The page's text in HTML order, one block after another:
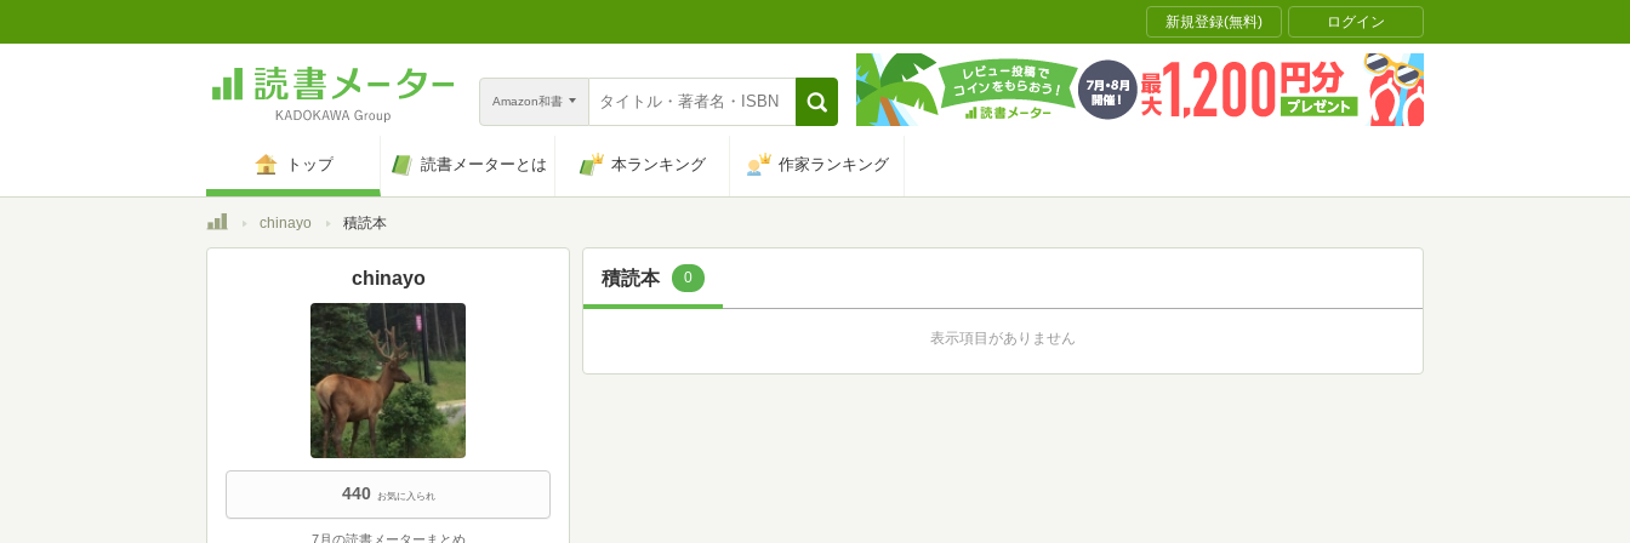
新規登録(無料) ログイン
Amazon和書
トップ 読書メーターとは 本ランキング 作家ランキング
トップchinayo 積読本
積読本 0
表示項目がありません
chinayo
440 お気に入られ
7月の読書メーターまとめ